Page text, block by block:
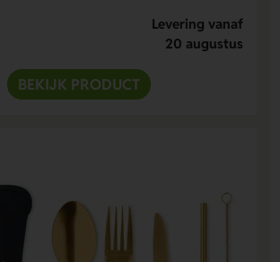
Levering vanaf
20 augustus
BEKIJK PRODUCT